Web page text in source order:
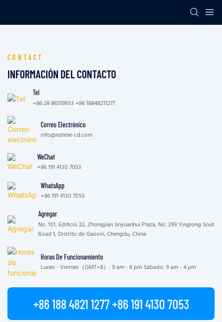
CONTACT
INFORMACIÓN DEL CONTACTO
Tel
+86 28 86519933 +86 18848211277
Correo Electrónico
info@eshine-cd.com
WeChat
+86 191 4130 7053
WhatsApp
+86 191 4130 7053
Agregar
No. 101, Edificio 22, Zhongjian Jinyuanhui Plaza, No. 299 Yinglong South
Road 1, Distrito de Gaoxin, Chengdu, China
Horas De Funcionamiento
Lunes - Viernes（GMT+8）: 9 am - 6 pm Sábado: 9 am - 4 pm
+86 188 4821 1277 +86 191 4130 7053